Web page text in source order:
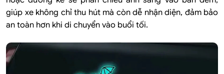
giúp xe không chỉ thu hút mà còn dễ nhận diện, đảm bảo
an toàn hơn khi di chuyển vào buổi tối.